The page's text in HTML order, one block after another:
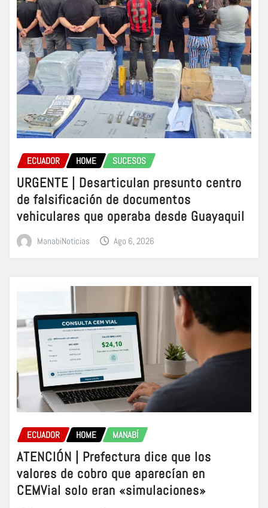
ECUADOR HOME SUCESOS
URGENTE | Desarticulan presunto centro
de falsificación de documentos
vehiculares que operaba desde Guayaquil
ManabiNoticias Ago 6, 2026
ECUADOR HOME MANABÍ
ATENCIÓN | Prefectura dice que los
valores de cobro que aparecían en
CEMVial solo eran «simulaciones»